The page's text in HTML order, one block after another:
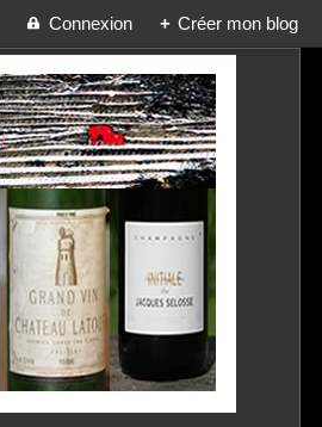
Connexion + Créer mon blog